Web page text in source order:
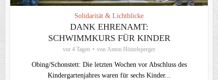
Solidarität & Lichtblicke
DANK EHRENAMT:
SCHWIMMKURS FÜR KINDER
vor 4 Tagen von Anton Hötzelsperger
Obing/Schonstett: Die letzten Wochen vor Abschluss des
Kindergartenjahres waren für sechs Kinder...